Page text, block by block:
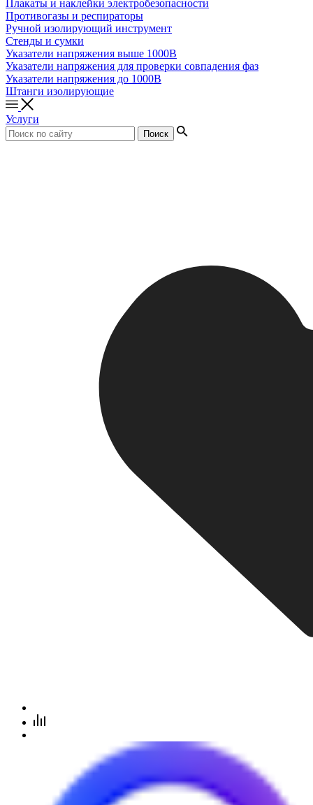
Плакаты и наклейки электробезопасности
Противогазы и респираторы
Ручной изолирующий инструмент
Стенды и сумки
Указатели напряжения выше 1000В
Указатели напряжения для проверки совпадения фаз
Указатели напряжения до 1000В
Штанги изолирующие
Услуги